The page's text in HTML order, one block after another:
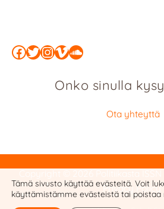
Facebook
Twitter
Instagram
Vimeo
SoundCloud
Onko sinulla
Ota yhteyttä
Privacy Policy
Tämä sivusto käyttää evästeitä. Voit
käyttämistämme evästeistä tai poistaa